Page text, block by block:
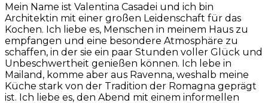
Mein Name ist Valentina Casadei und ich bin
Architektin mit einer großen Leidenschaft für das
Kochen. Ich liebe es, Menschen in meinem Haus zu
empfangen und eine besondere Atmosphäre zu
schaffen, in der sie ein paar Stunden voller Glück und
Unbeschwertheit genießen können. Ich lebe in
Mailand, komme aber aus Ravenna, weshalb meine
Küche stark von der Tradition der Romagna geprägt
ist. Ich liebe es, den Abend mit einem informellen